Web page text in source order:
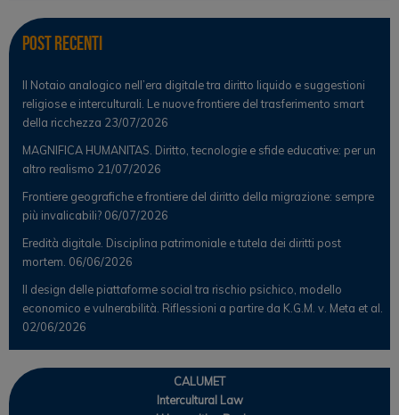
Post Recenti
Il Notaio analogico nell’era digitale tra diritto liquido e suggestioni
religiose e interculturali. Le nuove frontiere del trasferimento smart
della ricchezza 23/07/2026
MAGNIFICA HUMANITAS. Diritto, tecnologie e sfide educative: per un
altro realismo 21/07/2026
Frontiere geografiche e frontiere del diritto della migrazione: sempre
più invalicabili? 06/07/2026
Eredità digitale. Disciplina patrimoniale e tutela dei diritti post
mortem. 06/06/2026
Il design delle piattaforme social tra rischio psichico, modello
economico e vulnerabilità. Riflessioni a partire da K.G.M. v. Meta et al.
02/06/2026
CALUMET
Intercultural Law